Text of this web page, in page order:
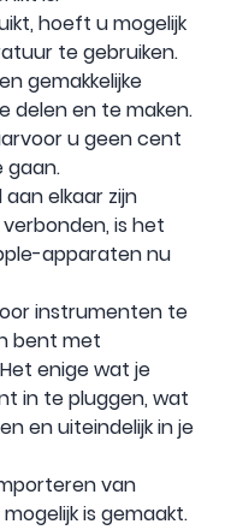
hoeft u mogelijk
te gebruiken.
gemakkelijke
delen en te maken.
u geen cent
gaan.
elkaar zijn
is het
apparaten nu
instrumenten te
bent met
enige wat je
in te pluggen, wat
en uiteindelijk in je
van
is gemaakt.